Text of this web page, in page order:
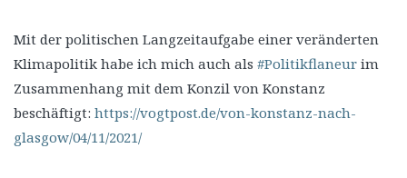
Mit der politischen Langzeitaufgabe einer veränderten
Klimapolitik habe ich mich auch als #Politikflaneur im
Zusammenhang mit dem Konzil von Konstanz
beschäftigt: https://vogtpost.de/von-konstanz-nach-
glasgow/04/11/2021/